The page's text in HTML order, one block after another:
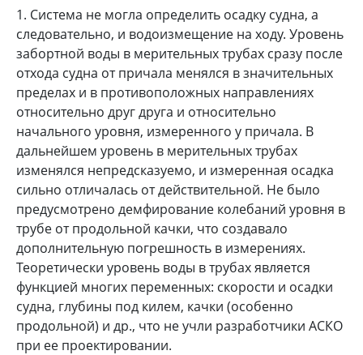
1. Система не могла определить осадку судна, а
следовательно, и водоизмещение на ходу. Уровень
забортной воды в мерительных трубах сразу после
отхода судна от причала менялся в значительных
пределах и в противоположных направлениях
относительно друг друга и относительно
начального уровня, измеренного у причала. В
дальнейшем уровень в мерительных трубах
изменялся непредсказуемо, и измеренная осадка
сильно отличалась от действительной. Не было
предусмотрено демфирование колебаний уровня в
трубе от продольной качки, что создавало
дополнительную погрешность в измерениях.
Теоретически уровень воды в трубах является
функцией многих переменных: скорости и осадки
судна, глубины под килем, качки (особенно
продольной) и др., что не учли разработчики АСКО
при ее проектировании.